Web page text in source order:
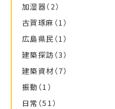
加湿器（2）
古賀琢麻 （1）
広島県民 （1）
建築探訪 （3）
建築資材（7）
振動 （1）
日常 （51）